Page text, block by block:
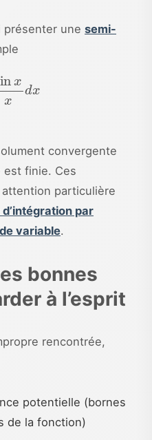
présenter une semi-
convergente
est finie. Ces
particulière
par
variable.
bonnes
à l’esprit
rencontrée,
potentielle (bornes
de la fonction)